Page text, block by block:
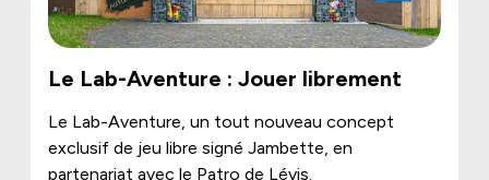
Le Lab-Aventure : Jouer librement
Le Lab-Aventure, un tout nouveau concept
exclusif de jeu libre signé Jambette, en
partenariat avec le Patro de Lévis.